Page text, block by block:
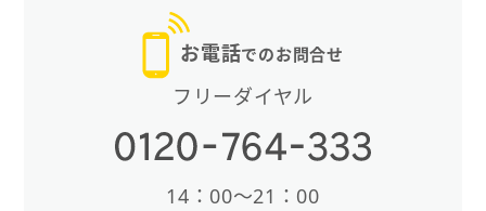
お電話でのお問合せ
フリーダイヤル
14：00〜21：00